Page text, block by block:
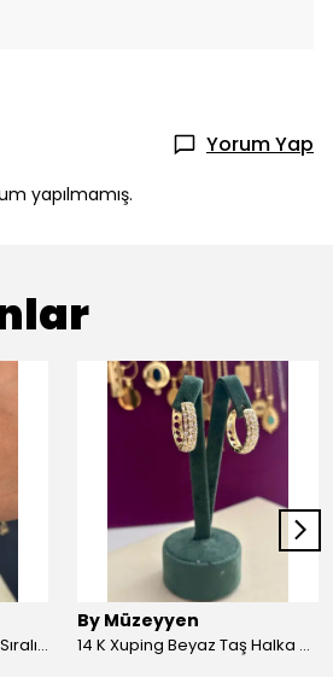
Yorum Yap
yapılmamış.
14 K Xuping Baget Kesim Sıralı Bileklik
By Müzeyyen
14 K Xuping Beyaz Taş Halka Küpe